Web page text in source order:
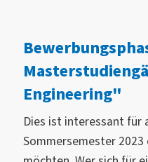
Engineering"
Dies ist interessant für
Sommersemester